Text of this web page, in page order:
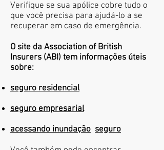
Verifique se sua apólice cobre tudo o
que você precisa para ajudá-lo a se
recuperar em caso de emergência.
O site da Association of British
Insurers (ABI) tem informações úteis
sobre:
seguro residencial
seguro empresarial
acessando inundação seguro